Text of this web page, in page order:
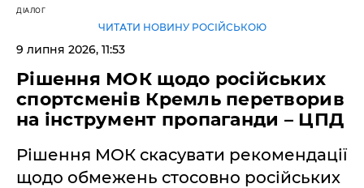
ДІАЛОГ
ЧИТАТИ НОВИНУ РОСІЙСЬКОЮ
9 липня 2026, 11:53
Рішення МОК щодо російських
спортсменів Кремль перетворив
на інструмент пропаганди – ЦПД
Рішення МОК скасувати рекомендації
щодо обмежень стосовно російських